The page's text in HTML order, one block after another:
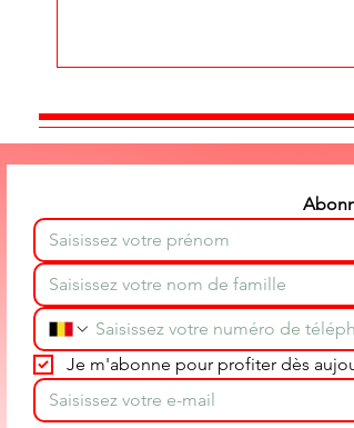
Je m'abonne pour profiter dès